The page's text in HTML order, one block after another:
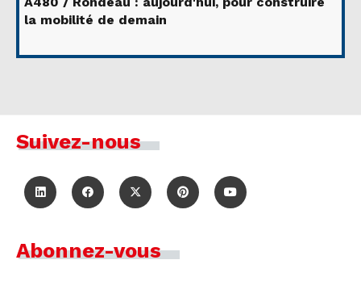
la mobilité de demain
Suivez-nous
Abonnez-vous